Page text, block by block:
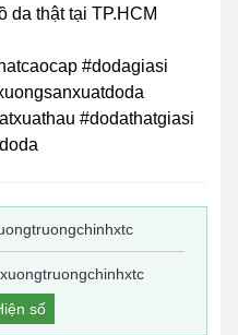
da thật tại TP.HCM
#dodagiasi
#dodathatgiasi
số